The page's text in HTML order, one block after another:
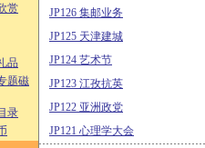
赏
品
题磁
录
JP126 集邮业务
JP125 天津建城
JP124 艺术节
JP123 江孜抗英
JP122 亚洲政党
JP121 心理学大会